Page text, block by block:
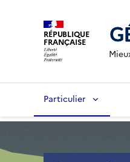
RÉPUBLIQUE
FRANÇAISE
Particulier
Accueil -